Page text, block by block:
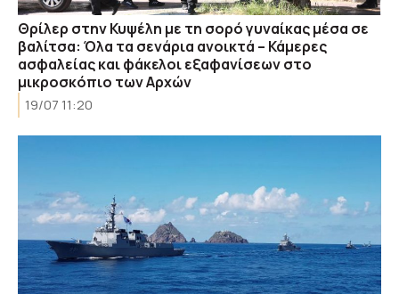
Θρίλερ στην Κυψέλη με τη σορό γυναίκας μέσα σε
βαλίτσα: Όλα τα σενάρια ανοικτά – Κάμερες
ασφαλείας και φάκελοι εξαφανίσεων στο
μικροσκόπιο των Αρχών
19/07 11:20